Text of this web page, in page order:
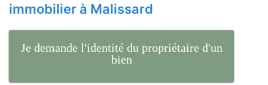
immobilier à Malissard
Je demande l'identité du propriétaire d'un
bien